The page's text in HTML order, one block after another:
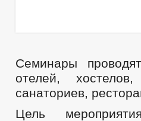
Семинары
отелей, хостелов,
санаториев,
Цель